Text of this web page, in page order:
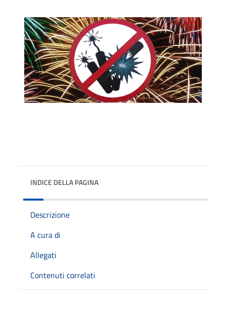
INDICE DELLA PAGINA
Descrizione
A cura di
Allegati
Contenuti correlati